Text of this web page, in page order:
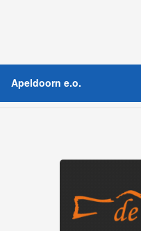
Apeldoorn e.o.